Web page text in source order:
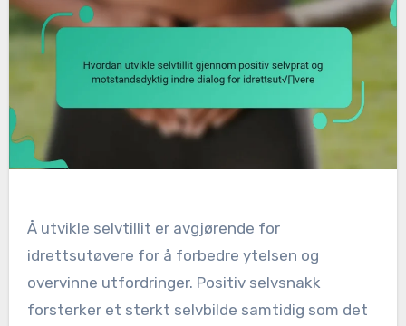
Å utvikle selvtillit er avgjørende for
idrettsutøvere for å forbedre ytelsen og
overvinne utfordringer. Positiv selvsnakk
forsterker et sterkt selvbilde samtidig som det